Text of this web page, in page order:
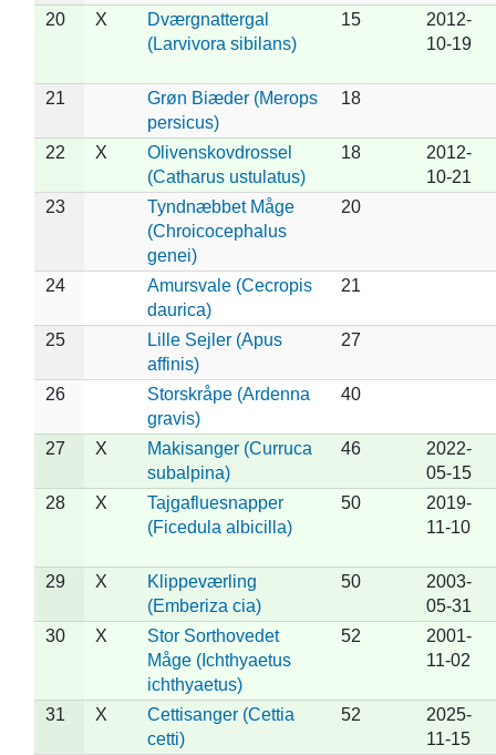
20 X
Dværgnattergal
(Larvivora sibilans)
15
2012-
10-19
21
Grøn Biæder (Merops
persicus)
18
22 X
Olivenskovdrossel
(Catharus ustulatus)
18
2012-
10-21
23
Tyndnæbbet Måge
(Chroicocephalus
genei)
20
24
Amursvale (Cecropis
daurica)
21
25
Lille Sejler (Apus
affinis)
27
26
Storskråpe (Ardenna
gravis)
40
27 X
Makisanger (Curruca
subalpina)
46
2022-
05-15
28
X
Tajgafluesnapper
(Ficedula albicilla)
50
2019-
11-10
29 X
Klippeværling
(Emberiza cia)
50
2003-
05-31
30
X
Stor Sorthovedet
Måge (Ichthyaetus
ichthyaetus)
52
2001-
11-02
31 X
Cettisanger (Cettia
cetti)
52
2025-
11-15